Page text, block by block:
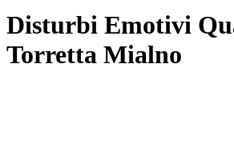
Disturbi Emotivi
Torretta Mialno